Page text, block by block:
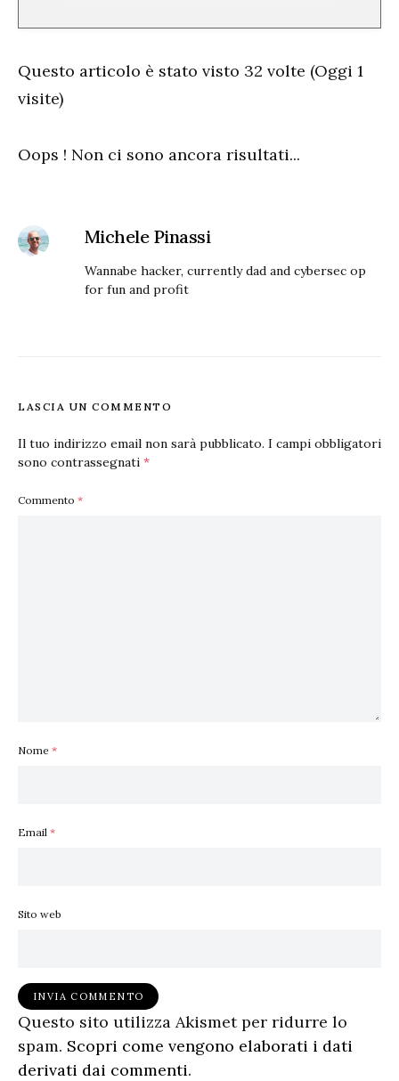
Questo articolo è stato visto 32 volte (Oggi 1
visite)
Oops ! Non ci sono ancora risultati...
Michele Pinassi
Wannabe hacker, currently dad and cybersec op
for fun and profit
LASCIA UN COMMENTO
Il tuo indirizzo email non sarà pubblicato. I campi obbligatori
sono contrassegnati *
Commento *
Nome *
Email *
Sito web
Questo sito utilizza Akismet per ridurre lo
spam. Scopri come vengono elaborati i dati
derivati dai commenti.